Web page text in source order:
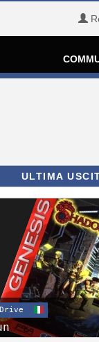
ULTIMA
Drive